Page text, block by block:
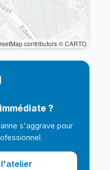
contributors © CARTO
?
s'aggrave pour